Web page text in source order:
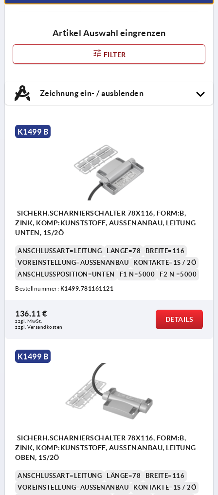
Artikel Auswahl eingrenzen
FILTER
Zeichnung ein- / ausblenden
K1499 B
SICHERH.SCHARNIERSCHALTER 78X116, FORM:B,
ZINK, KOMP:KUNSTSTOFF, AUSSENANBAU, LEITUNG
UNTEN, 1S/2Ö
ANSCHLUSSART=LEITUNG LÄNGE=78
BREITE=116
VOREINSTELLUNG=AUSSENANBAU
KONTAKTE=1S / 2Ö
ANSCHLUSSPOSITION=UNTEN
F1 N=5000 F2 N =5000
Bestellnummer: K1499.781161121
136,11 €
zzgl. MwSt.
zzgl. Versandkosten
DETAILS
K1499 B
SICHERH.SCHARNIERSCHALTER 78X116, FORM:B,
ZINK, KOMP:KUNSTSTOFF, AUSSENANBAU, LEITUNG
OBEN, 1S/2Ö
ANSCHLUSSART=LEITUNG LÄNGE=78
BREITE=116
VOREINSTELLUNG=AUSSENANBAU
KONTAKTE=1S / 2Ö